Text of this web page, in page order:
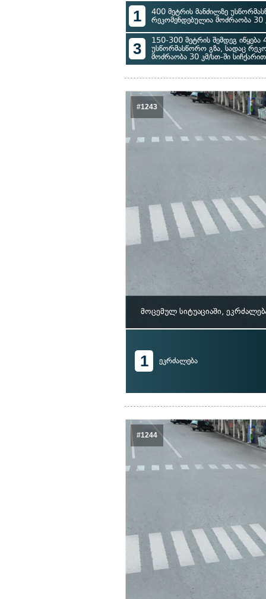
1
400 მეტრის მანძილზე
რეკომენდებულია მოძრაობა 30
3
150-300 მეტრის შემდეგ იწყება
უსწორმასწორო გზა, სადაც
მოძრაობა 30 კმ/სთ-ში სიჩქარით
#1243
მოცემულ სიტუაციაში,
1 ეკრძალება
#1244